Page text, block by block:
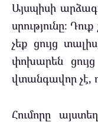
Այսպիսի
սրությունը։
չեք ցույց
փոխարեն
վտանգավոր չէ,
Հումորը